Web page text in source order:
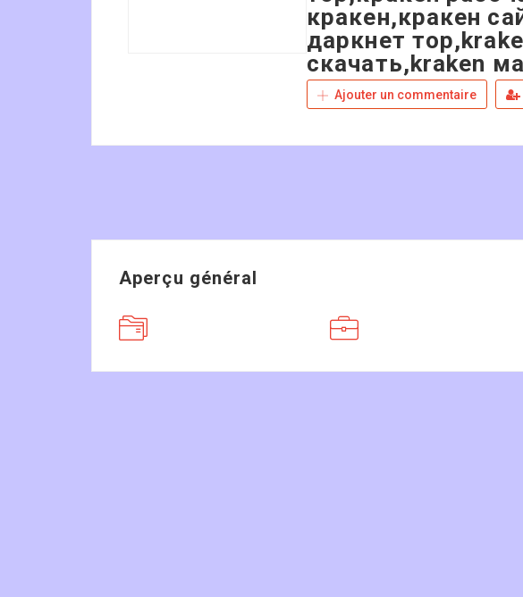
кракен,кракен
даркнет
скачать,kraken
Ajouter un commentaire
Aperçu général